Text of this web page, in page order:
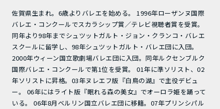
佐賀県生まれ。6歳よりバレエを始める。 1996年ローザンヌ国際
バレエ・コンクールでスカラシップ賞／テレビ視聴者賞を受賞。
同年より98年までシュツットガルト・ジョン・クランコ・バレエ
スクールに留学し、98年シュツットガルト・バレエ団に入団。
2000年ウィーン国立歌劇場バレエ団に入団。同年ルクセンブルク
国際バレエ・コンクールで第1位を受賞。 01年に準ソリスト、02
年ソリストに昇格。03年ヌレエフ版『白鳥の湖』で主役デビュ
ー。 06年にはライト版『眠れる森の美女』でオーロラ姫を踊って
いる。 06年8月ベルリン国立バレエ団に移籍。07年プリンシパル